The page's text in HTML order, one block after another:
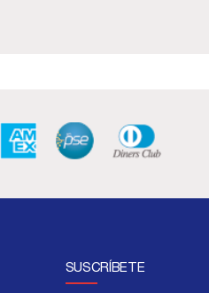
SUSCRÍBETE